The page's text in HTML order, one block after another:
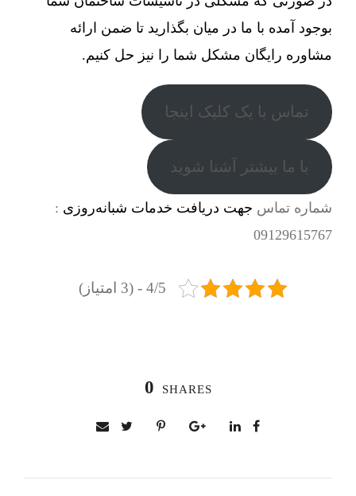
بوجود آمده با ما در میان بگذارید تا ضمن ارائه
مشاوره رایگان مشکل شما را نیز حل کنیم.
تماس با یک کلیک اینجا
با ما بیشتر آشنا شوید
شماره تماس جهت دریافت خدمات شبانه‌روزی :
09129615767
4/5 - (3 امتیاز)
0 SHARES